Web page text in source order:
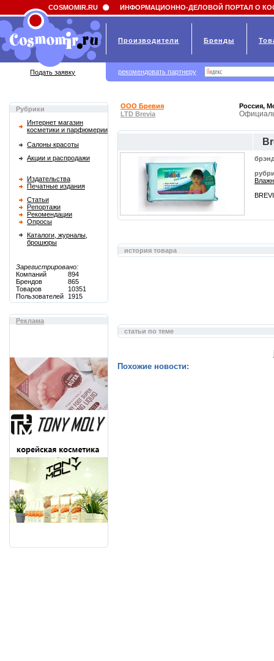
Field 'news_title' doesn't have a default value
Рубрики
Интернет магазин
косметики и парфюмерии
Салоны красоты
Акции и распродажи
Издательства
Печатные издания
Статьи
Репортажи
Рекомендации
Опросы
Каталоги, журналы,
брошюры
Зарегистрировано:
Компаний
894
Брендов
865
Товаров
10351
Пользователей
1915
Реклама
OOO Бревия
Россия,
LTD Brevia
история товара
статьи по теме
Похожие новости:
COSMOMIR.RU ИНФОРМАЦИОННО-ДЕЛОВОЙ ПОРТАЛ О
Производители Бренды
Подать заявку рекомендовать партнеру